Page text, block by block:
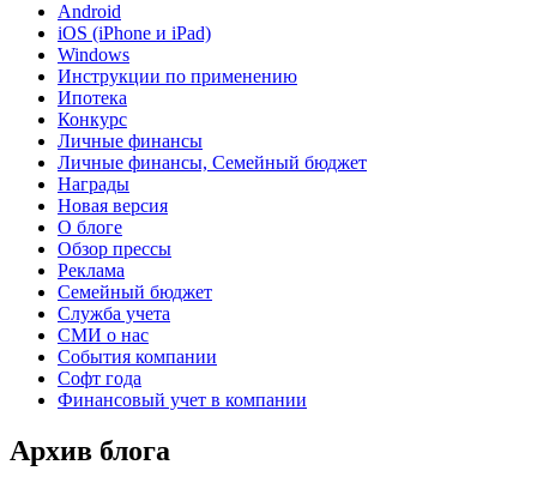
Android
iOS (iPhone и iPad)
Windows
Инструкции по применению
Ипотека
Конкурс
Личные финансы
Личные финансы, Семейный бюджет
Награды
Новая версия
О блоге
Обзор прессы
Реклама
Семейный бюджет
Служба учета
СМИ о нас
События компании
Софт года
Финансовый учет в компании
Архив блога